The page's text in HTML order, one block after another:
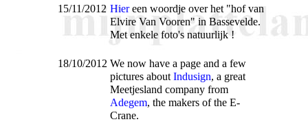
15/11/2012 Hiereen woordje over het "hof van
Elvire Van Vooren" in Bassevelde.
Met enkele foto's natuurlijk !
18/10/2012 We now have a page and a few
pictures about Indusign, a great
Meetjesland company from
Adegem, the makers of the E-
Crane.